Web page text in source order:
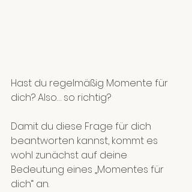
Hast du regelmäßig Momente für
dich? Also… so richtig?
Damit du diese Frage für dich
beantworten kannst, kommt es
wohl zunächst auf deine
Bedeutung eines „Momentes für
dich“ an.